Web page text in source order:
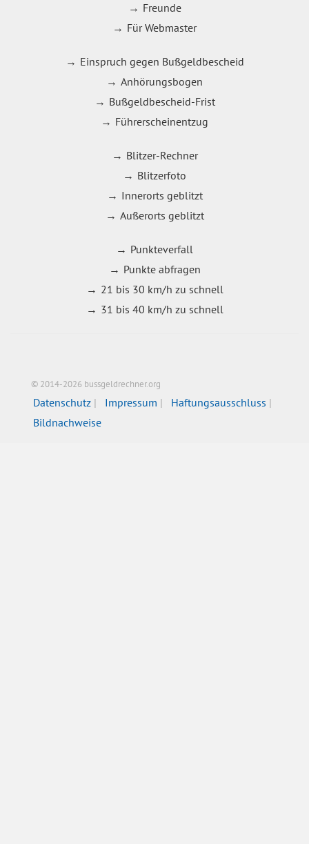
Freunde
Für Webmaster
Einspruch gegen Bußgeldbescheid
Anhörungsbogen
Bußgeldbescheid-Frist
Führerscheinentzug
Blitzer-Rechner
Blitzerfoto
Innerorts geblitzt
Außerorts geblitzt
Punkteverfall
Punkte abfragen
21 bis 30 km/h zu schnell
31 bis 40 km/h zu schnell
© 2014-2026 bussgeldrechner.org
Datenschutz Impressum
Haftungsausschluss
Bildnachweise